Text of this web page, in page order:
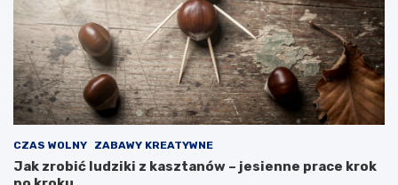
CZAS WOLNY ZABAWY KREATYWNE
Jak zrobić ludziki z kasztanów – jesienne prace krok